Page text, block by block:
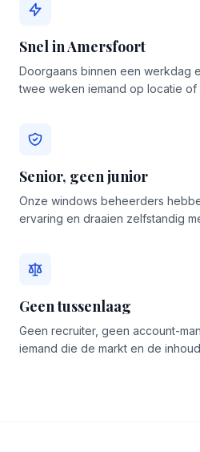
Snel in Amersfoort
Doorgaans binnen een werkdag
twee weken iemand op locatie of
Senior, geen junior
Onze windows beheerders
ervaring en draaien zelfstandig
Geen tussenlaag
Geen recruiter, geen account-
iemand die de markt en de